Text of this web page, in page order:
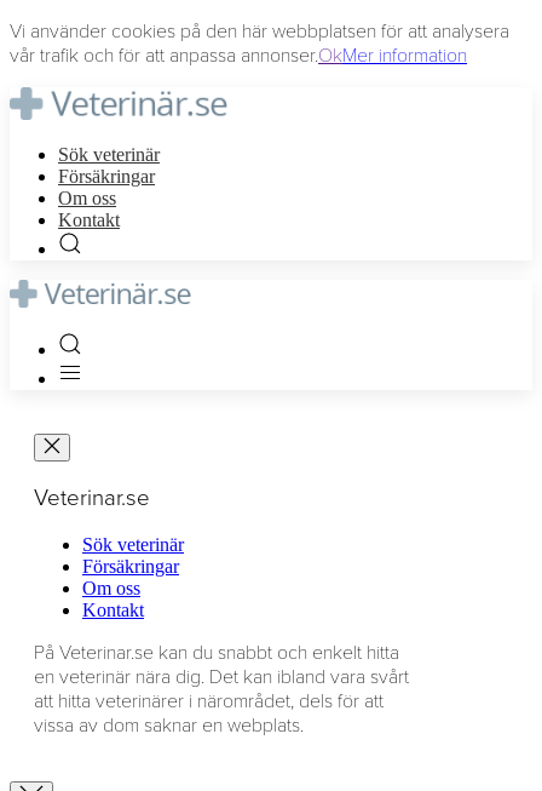
Vi använder cookies på den här webbplatsen för att analysera
vår trafik och för att anpassa annonser.OkMer information
Sök veterinär
Försäkringar
Om oss
Kontakt
Veterinar.se
Sök veterinär
Försäkringar
Om oss
Kontakt
På Veterinar.se kan du snabbt och enkelt hitta
en veterinär nära dig. Det kan ibland vara svårt
att hitta veterinärer i närområdet, dels för att
vissa av dom saknar en webplats.